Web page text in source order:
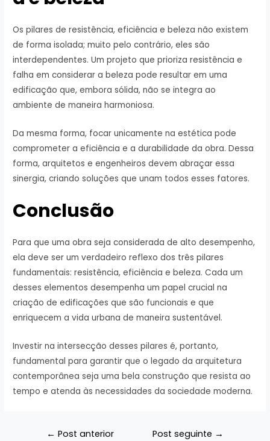
Os pilares de resistência, eficiência e beleza não existem
de forma isolada; muito pelo contrário, eles são
interdependentes. Um projeto que prioriza resistência e
falha em considerar a beleza pode resultar em uma
edificação que, embora sólida, não se integra ao
ambiente de maneira harmoniosa.
Da mesma forma, focar unicamente na estética pode
comprometer a eficiência e a durabilidade da obra. Dessa
forma, arquitetos e engenheiros devem abraçar essa
sinergia, criando soluções que unam todos esses fatores.
Conclusão
Para que uma obra seja considerada de alto desempenho,
ela deve ser um verdadeiro reflexo dos três pilares
fundamentais: resistência, eficiência e beleza. Cada um
desses elementos desempenha um papel crucial na
criação de edificações que são funcionais e que
enriquecem a vida urbana de maneira sustentável.
Investir na intersecção desses pilares é, portanto,
fundamental para garantir que o legado da arquitetura
contemporânea seja uma bela construção que resista ao
tempo e atenda às necessidades da sociedade moderna.
Navegação
← Post anterior Post seguinte →